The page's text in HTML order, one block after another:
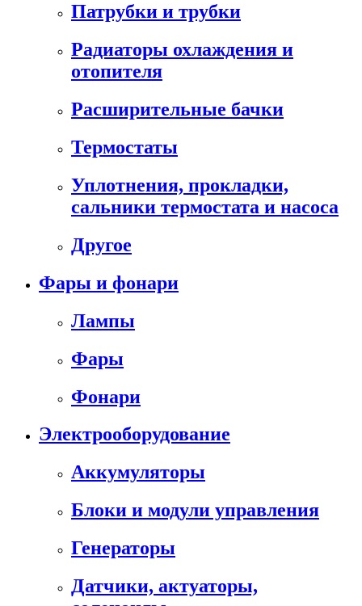
Патрубки и трубки
Радиаторы охлаждения и
отопителя
Расширительные бачки
Термостаты
Уплотнения, прокладки,
сальники термостата и насоса
Другое
Фары и фонари
Лампы
Фары
Фонари
Электрооборудование
Аккумуляторы
Блоки и модули управления
Генераторы
Датчики, актуаторы,